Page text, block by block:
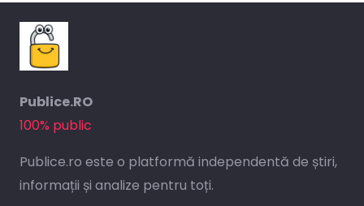
Publice.RO
100% public
Publice.ro este o platformă independentă de știri,
informații și analize pentru toți.